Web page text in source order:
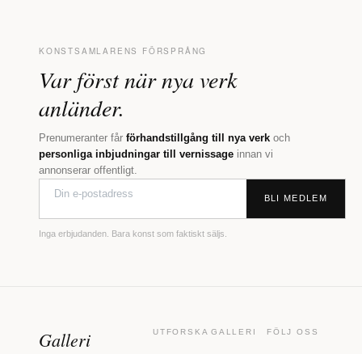
KONSTSAMLARENS FÖRSPRÅNG
Var först när nya verk
anländer.
Prenumeranter får förhandstillgång till nya verk och
personliga inbjudningar till vernissage innan vi
annonserar offentligt.
BLI MEDLEM
Inga erbjudanden. Bara konst som faktiskt säljs.
Galleri
UTFORSKA GALLERI FÖLJ OSS